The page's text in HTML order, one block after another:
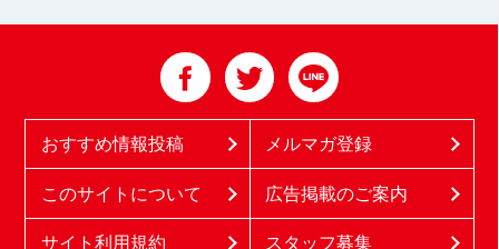
おすすめ情報投稿 メルマガ登録
このサイトについて 広告掲載のご案内
サイト利用規約 スタッフ募集